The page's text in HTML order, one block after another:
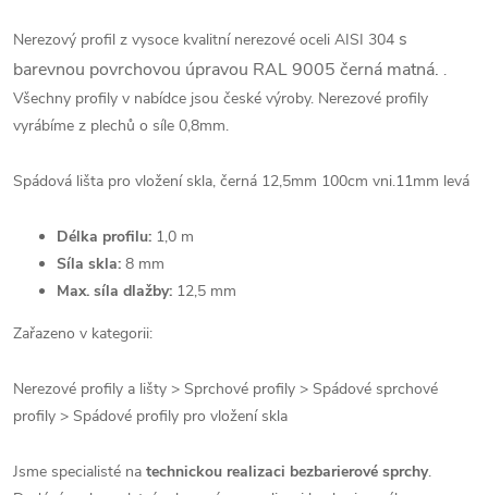
Nerezový profil z vysoce kvalitní nerezové oceli AISI 304 s
barevnou povrchovou úpravou RAL 9005 černá matná. .
Všechny profily v nabídce jsou české výroby. Nerezové profily
vyrábíme z plechů o síle 0,8mm.
Spádová lišta pro vložení skla, černá 12,5mm 100cm vni.11mm levá
Délka profilu: 1,0 m
Síla skla: 8 mm
Max. síla dlažby: 12,5 mm
Zařazeno v kategorii:
Nerezové profily a lišty > Sprchové profily > Spádové sprchové
profily > Spádové profily pro vložení skla
Jsme specialisté na technickou realizaci bezbarierové sprchy.